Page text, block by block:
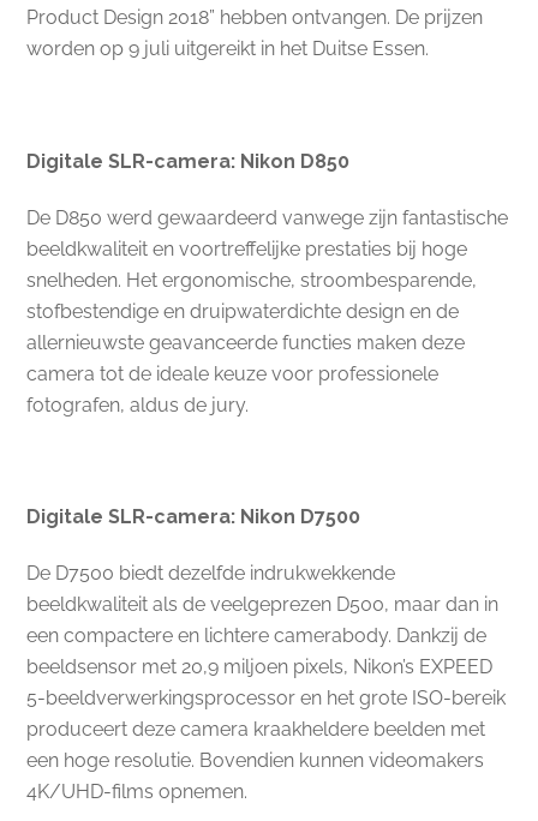
Product Design 2018” hebben ontvangen. De prijzen
worden op 9 juli uitgereikt in het Duitse Essen.
Digitale SLR-camera: Nikon D850
De D850 werd gewaardeerd vanwege zijn fantastische
beeldkwaliteit en voortreffelijke prestaties bij hoge
snelheden. Het ergonomische, stroombesparende,
stofbestendige en druipwaterdichte design en de
allernieuwste geavanceerde functies maken deze
camera tot de ideale keuze voor professionele
fotografen, aldus de jury.
Digitale SLR-camera: Nikon D7500
De D7500 biedt dezelfde indrukwekkende
beeldkwaliteit als de veelgeprezen D500, maar dan in
een compactere en lichtere camerabody. Dankzij de
beeldsensor met 20,9 miljoen pixels, Nikon’s EXPEED
5-beeldverwerkingsprocessor en het grote ISO-bereik
produceert deze camera kraakheldere beelden met
een hoge resolutie. Bovendien kunnen videomakers
4K/UHD-films opnemen.